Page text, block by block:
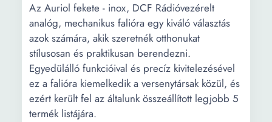
Az Auriol fekete - inox, DCF Rádióvezérelt
analóg, mechanikus falióra egy kiváló választás
azok számára, akik szeretnék otthonukat
stílusosan és praktikusan berendezni.
Egyedülálló funkcióival és precíz kivitelezésével
ez a falióra kiemelkedik a versenytársak közül, és
ezért került fel az általunk összeállított legjobb 5
termék listájára.